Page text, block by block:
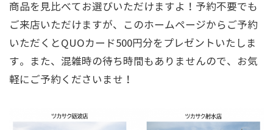
商品を見比べてお選びいただけますよ！予約不要でも
ご来店いただけますが、このホームページからご予約
いただくとQUOカード500円分をプレゼントいたしま
す。また、混雑時の待ち時間もありませんので、お気
軽にご予約くださいませ！